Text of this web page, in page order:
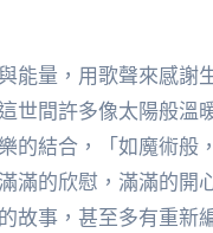
量，用歌聲來感謝
世間許多像太陽般溫
的結合，「如魔術般
滿的欣慰，滿滿的開
故事，甚至多有重新